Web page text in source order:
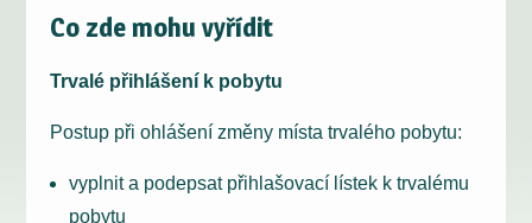
Co zde mohu vyřídit
Trvalé přihlášení k pobytu
Postup při ohlášení změny místa trvalého pobytu:
vyplnit a podepsat přihlašovací lístek k trvalému
pobytu